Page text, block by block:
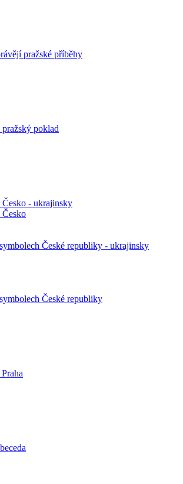
pražské příběhy
poklad
- ukrajinsky
Česko
České republiky - ukrajinsky
České republiky